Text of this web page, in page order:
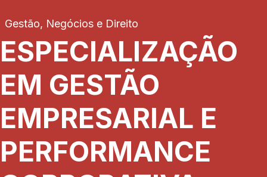
Gestão, Negócios e Direito
ESPECIALIZAÇÃO
EM GESTÃO
EMPRESARIAL E
PERFORMANCE